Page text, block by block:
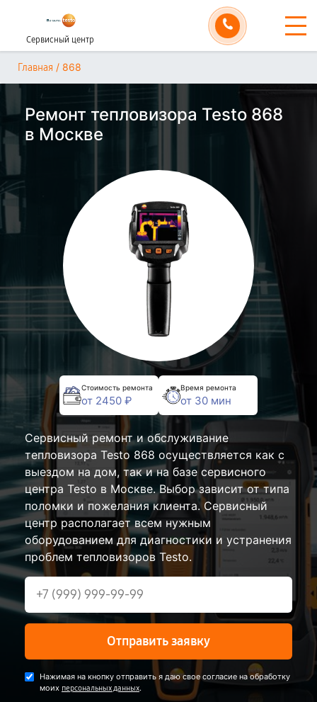
Сервисный центр
Главная / 868
Ремонт тепловизора Testo 868
в Москве
Стоимость ремонта
от 2450 ₽
Время ремонта
от 30 мин
Сервисный ремонт и обслуживание
тепловизора Testo 868 осуществляется как с
выездом на дом, так и на базе сервисного
центра Testo в Москве. Выбор зависит от типа
поломки и пожелания клиента. Сервисный
центр располагает всем нужным
оборудованием для диагностики и устранения
проблем тепловизоров Testo.
Отправить заявку
Нажимая на кнопку отправить я даю свое согласие на обработку
моих персональных данных.